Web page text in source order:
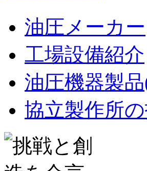
油圧メーカー
工場設備紹介
油圧機器製
協立製作所